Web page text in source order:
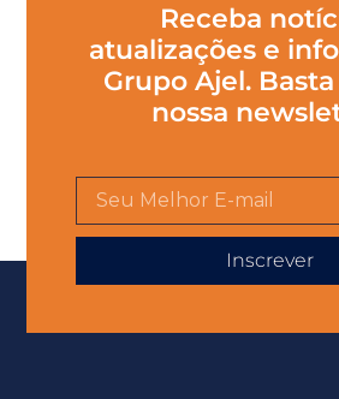
Receba
atualizações e
Grupo Ajel.
nossa
Inscrever